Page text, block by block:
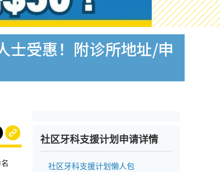
士受惠！附诊所地址/申
社区牙科支援计划申请详情
社区牙科支援计划懒人包